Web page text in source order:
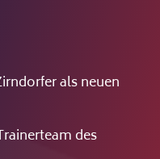
als neuen
des